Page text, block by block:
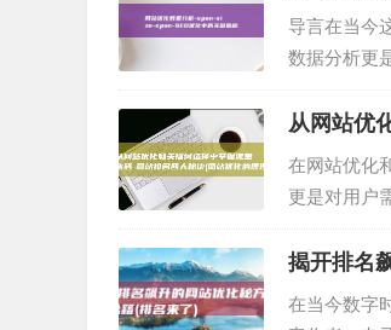
(网站优化
导言在当今
数据分析更
优化提供有
从网站优
在网站优化
更是对用户
密，带你走
揭开排名
在当今数字